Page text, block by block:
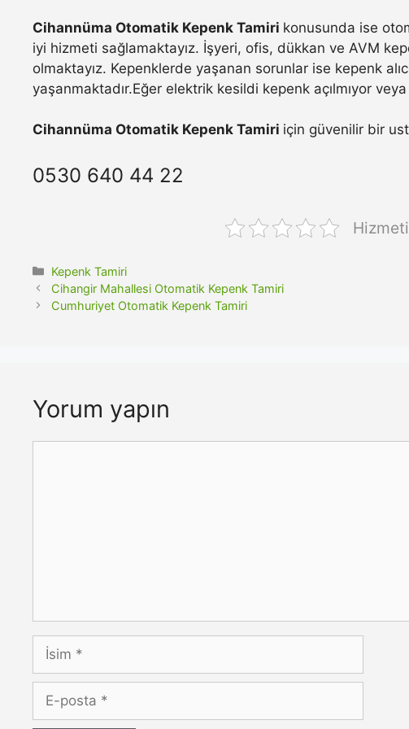
Cihannüma Otomatik Kepenk Tamiri konusunda ise
iyi hizmeti sağlamaktayız. İşyeri, ofis, dükkan ve AVM
olmaktayız. Kepenklerde yaşanan sorunlar ise kepenk
yaşanmaktadır.Eğer elektrik kesildi kepenk açılmıyor
Cihannüma Otomatik Kepenk Tamiri için güvenilir bir
0530 640 44 22
Kategoriler
Kepenk Tamiri
Cihangir Mahallesi Otomatik Kepenk Tamiri
Cumhuriyet Otomatik Kepenk Tamiri
Yorum yapın
İsim
posta